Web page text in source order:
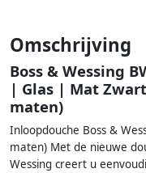
Omschrijving
Boss & Wessing
| Glas | Mat
maten)
Inloopdouche Boss &
maten) Met de nieuwe
Wessing creert u